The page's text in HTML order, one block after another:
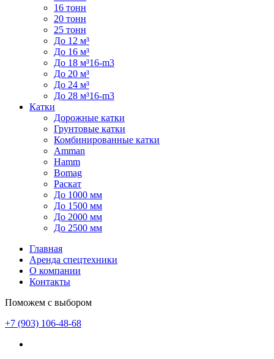
16 тонн
20 тонн
25 тонн
До 12 м³
До 16 м³
До 18 м³16-m3
До 20 м³
До 24 м³
До 28 м³16-m3
Катки
Дорожные катки
Грунтовые катки
Комбинированные катки
Amman
Hamm
Bomag
Раскат
До 1000 мм
До 1500 мм
До 2000 мм
До 2500 мм
Главная
Аренда спецтехники
О компании
Контакты
Поможем с выбором
+7 (903) 106-48-68